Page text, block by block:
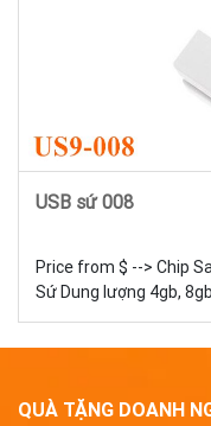
USB sứ 008
Price from $ --> Chip
Sứ Dung lượng 4gb,
Trọng lượng 18g Màu
QUÀ TẶNG DOANH